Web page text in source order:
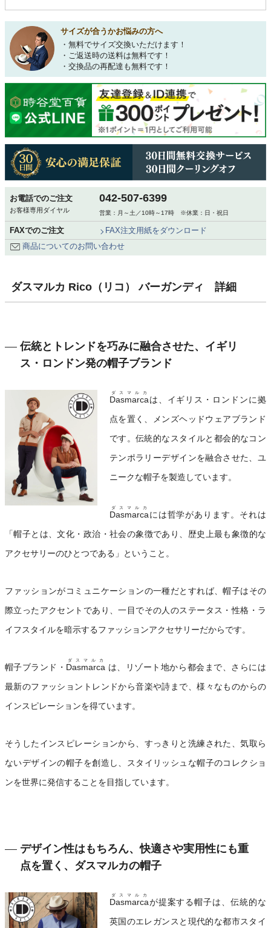
サイズが合うかお悩みの方へ
・無料でサイズ交換いただけます！
・ご返送時の送料は無料です！
・交換品の再配達も無料です！
お電話でのご注文
お客様専用ダイヤル
042-507-6399
営業：月～土／10時～17時 ※休業：日・祝日
FAXでのご注文
FAX注文用紙をダウンロード
商品についてのお問い合わせ
ダスマルカ Rico（リコ） バーガンディ 詳細
伝統とトレンドを巧みに融合させた、イギリ
ス・ロンドン発の帽子ブランド
Dasmarca
ダスマルカ
は、イギリス・ロンドンに拠
点を置く、メンズヘッドウェアブランド
です。伝統的なスタイルと都会的なコン
テンポラリーデザインを融合させた、ユ
ニークな帽子を製造しています。
Dasmarca
ダスマルカ
には哲学があります。それは
「帽子とは、文化・政治・社会の象徴であり、歴史上最も象徴的な
アクセサリーのひとつである」ということ。
ファッションがコミュニケーションの一種だとすれば、帽子はその
際立ったアクセントであり、一目でその人のステータス・性格・ラ
イフスタイルを暗示するファッションアクセサリーだからです。
帽子ブランド・ Dasmarca
ダスマルカ
は、リゾート地から都会まで、さらには
最新のファッショントレンドから音楽や詩まで、様々なものからの
インスピレーションを得ています。
そうしたインスピレーションから、すっきりと洗練された、気取ら
ないデザインの帽子を創造し、スタイリッシュな帽子のコレクショ
ンを世界に発信することを目指しています。
デザイン性はもちろん、快適さや実用性にも重
点を置く、ダスマルカの帽子
Dasmarca
ダスマルカ
が提案する帽子は、伝統的な
英国のエレガンスと現代的な都市スタイ